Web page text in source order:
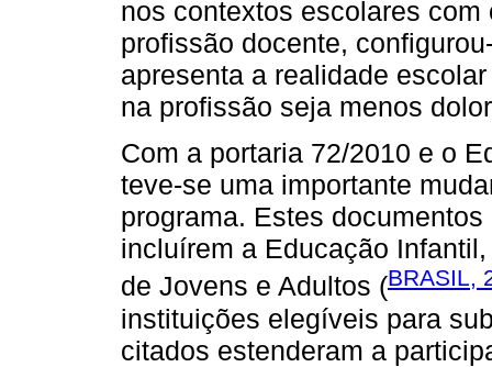
nos contextos escolares
profissão docente,
apresenta a realidade
na profissão seja menos
Com a portaria 72/2010 e o
teve-se uma importante
programa. Estes
incluírem a Educação
de Jovens e Adultos (BRASIL,
instituições elegíveis para
citados estenderam a